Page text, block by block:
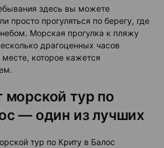
здесь вы можете
просто прогуляться по берегу, где
Морская прогулка к пляжу
драгоценных часов
месте, которое кажется
морской тур по
— один из лучших
тур по Критy в Балос